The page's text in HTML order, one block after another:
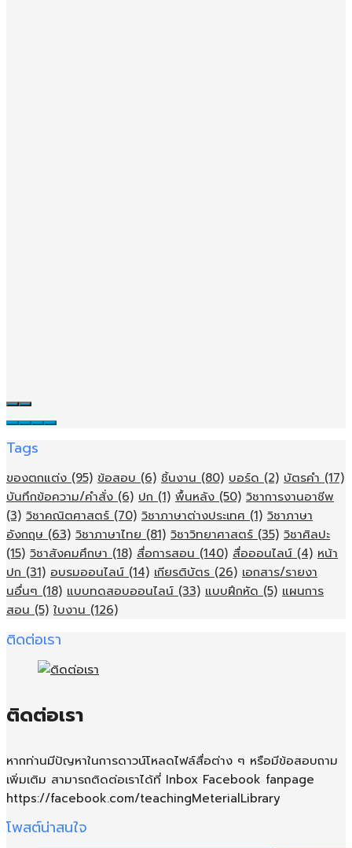
Tags
ของตกแต่ง (95) ข้อสอบ (6) ชิ้นงาน (80) บอร์ด (2) บัตรคำ (17)
บันทึกข้อความ/คำสั่ง (6) ปก (1) พื้นหลัง (50) วิชาการงานอาชีพ
(3) วิชาคณิตศาสตร์ (70) วิชาภาษาต่างประเทศ (1) วิชาภาษา
อังกฤษ (63) วิชาภาษาไทย (81) วิชาวิทยาศาสตร์ (35) วิชาศิลปะ
(15) วิชาสังคมศึกษา (18) สื่อการสอน (140) สื่อออนไลน์ (4) หน้า
ปก (31) อบรมออนไลน์ (14) เกียรติบัตร (26) เอกสาร/รายงา
นอื่นๆ (18) แบบทดสอบออนไลน์ (33) แบบฝึกหัด (5) แผนการ
สอน (5) ใบงาน (126)
ติดต่อเรา
ติดต่อเรา
หากท่านมีปัญหาในการดาวน์โหลดไฟล์สื่อต่าง ๆ หรือมีข้อสอบถาม
เพิ่มเติม สามารถติดต่อเราได้ที่ Inbox Facebook fanpage
https://facebook.com/teachingMeterialLibrary
โพสต์น่าสนใจ